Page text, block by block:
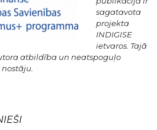
sagatavota
projekta
INDIGISE
ietvaros. Tajā
atbildība un neatspoguļo
nostāju.